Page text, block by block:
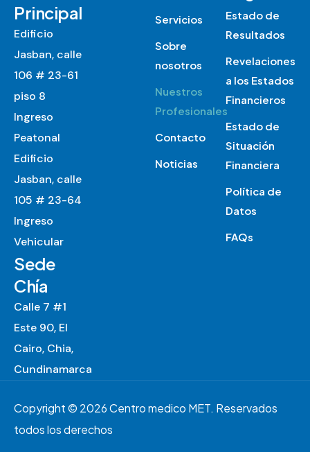
Principal
Edificio
Jasban, calle
106 # 23-61
piso 8
Ingreso
Peatonal
Edificio
Jasban, calle
105 # 23-64
Ingreso
Vehicular
Sede
Chía
Calle 7 #1
Este 90, El
Cairo, Chia,
Cundinamarca
Servicios
Sobre
nosotros
Nuestros
Profesionales
Contacto
Noticias
Estado de
Resultados
Revelaciones
a los Estados
Financieros
Estado de
Situación
Financiera
Política de
Datos
FAQs
Copyright © 2026 Centro medico MET. Reservados
todos los derechos